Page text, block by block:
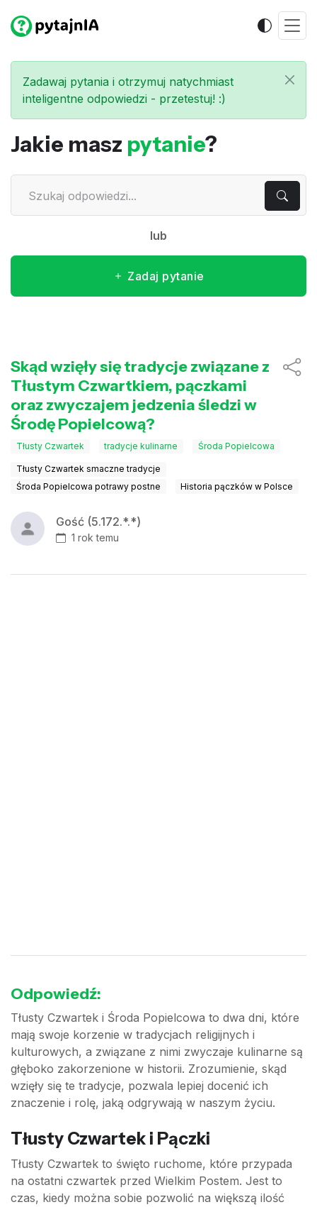
Zadawaj pytania i otrzymuj natychmiast
inteligentne odpowiedzi - przetestuj! :)
Jakie masz pytanie?
lub
Zadaj pytanie
Skąd wzięły się tradycje związane z
Tłustym Czwartkiem, pączkami
oraz zwyczajem jedzenia śledzi w
Środę Popielcową?
Tłusty Czwartek tradycje kulinarne Środa Popielcowa
Tłusty Czwartek smaczne tradycje
Środa Popielcowa potrawy postne
Historia pączków w Polsce
Gość (5.172.*.*)
1 rok temu
Odpowiedź:
Tłusty Czwartek i Środa Popielcowa to dwa dni, które
mają swoje korzenie w tradycjach religijnych i
kulturowych, a związane z nimi zwyczaje kulinarne są
głęboko zakorzenione w historii. Zrozumienie, skąd
wzięły się te tradycje, pozwala lepiej docenić ich
znaczenie i rolę, jaką odgrywają w naszym życiu.
Tłusty Czwartek i Pączki
Tłusty Czwartek to święto ruchome, które przypada
na ostatni czwartek przed Wielkim Postem. Jest to
czas, kiedy można sobie pozwolić na większą ilość